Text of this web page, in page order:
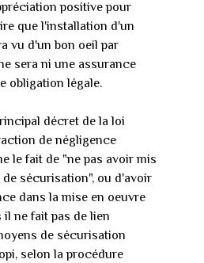
positive pour
que l'installation d'un
vu d'un bon oeil par
sera ni une assurance
obligation légale.
décret de la loi
de négligence
le fait de "ne pas avoir mis
sécurisation", ou d'avoir
dans la mise en oeuvre
il ne fait pas de lien
de sécurisation
selon la procédure